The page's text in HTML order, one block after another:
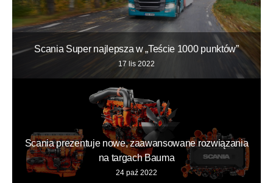
Scania Super najlepsza w „Teście 1000 punktów”
17 lis 2022
Scania prezentuje nowe, zaawansowane rozwiązania
na targach Bauma
24 paź 2022